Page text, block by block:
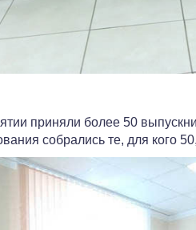
приняли более 50
собрались те, для кого